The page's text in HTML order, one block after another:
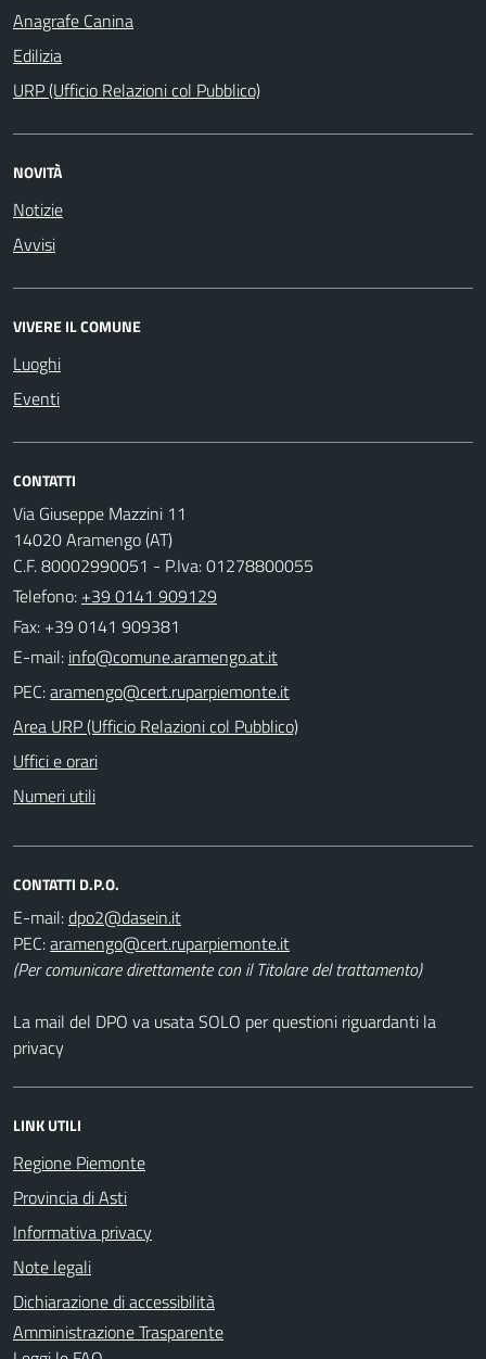
Anagrafe Canina
Edilizia
URP (Ufficio Relazioni col Pubblico)
NOVITÀ
Notizie
Avvisi
VIVERE IL COMUNE
Luoghi
Eventi
CONTATTI
Via Giuseppe Mazzini 11
14020 Aramengo (AT)
C.F. 80002990051 - P.Iva: 01278800055
Telefono: +39 0141 909129
Fax: +39 0141 909381
E-mail:
PEC:
Area URP (Ufficio Relazioni col Pubblico)
Uffici e orari
Numeri utili
CONTATTI D.P.O.
E-mail:
PEC:
(Per comunicare direttamente con il Titolare del trattamento)
La mail del DPO va usata SOLO per questioni riguardanti la
privacy
LINK UTILI
Regione Piemonte
Provincia di Asti
Informativa privacy
Note legali
Dichiarazione di accessibilità
Amministrazione Trasparente